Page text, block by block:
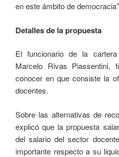
en este ámbito de
Detalles de la propuesta
El funcionario de la
Marcelo Rivas
conocer en que consiste la
docentes.
Sobre las alternativas de
explicó que la propuesta
del salario del sector
importante respecto a su